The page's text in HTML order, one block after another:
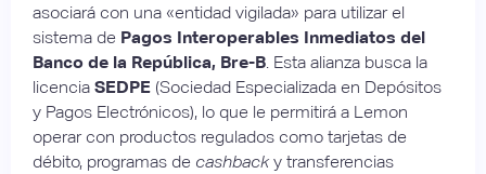
asociará con una «entidad vigilada» para utilizar el
sistema de Pagos Interoperables Inmediatos del
Banco de la República, Bre-B . Esta alianza busca la
licencia SEDPE (Sociedad Especializada en Depósitos
y Pagos Electrónicos), lo que le permitirá a Lemon
operar con productos regulados como tarjetas de
débito, programas de cashbacky transferencias